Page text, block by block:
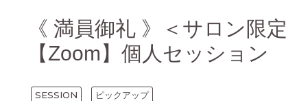
《 満員御礼 》＜サロン限
【Zoom】個人セッション
SESSION ピックアップ